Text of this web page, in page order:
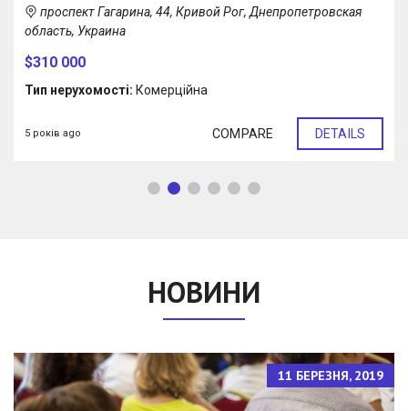
проспект Гагарина, 44, Кривой Рог, Днепропетровская
область, Украина
$310 000
Тип нерухомості: Комерційна
5 років ago COMPARE DETAILS
НОВИНИ
11 БЕРЕЗНЯ, 2019